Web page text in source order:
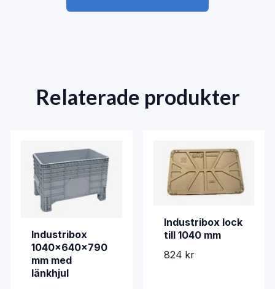
Relaterade produkter
Industribox
1040x640x790
mm med
länkhjul
Industribox lock
till 1040 mm
824 kr